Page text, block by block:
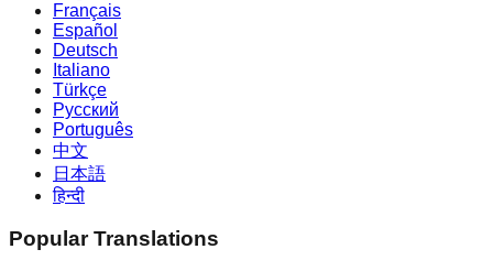
Français
Español
Deutsch
Italiano
Türkçe
Русский
Português
中文
日本語
हिन्दी
Popular Translations